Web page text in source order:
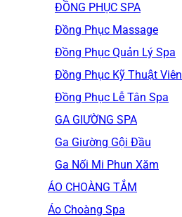
ĐỒNG PHỤC SPA
Đồng Phục Massage
Đồng Phục Quản Lý Spa
Đồng Phục Kỹ Thuật Viên
Đồng Phục Lễ Tân Spa
GA GIƯỜNG SPA
Ga Giường Gội Đầu
Ga Nối Mi Phun Xăm
ÁO CHOÀNG TẮM
Áo Choàng Spa